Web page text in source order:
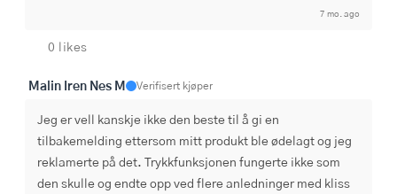
7 mo. ago
0 likes
Malin Iren Nes M Verifisert kjøper
Jeg er vell kanskje ikke den beste til å gi en
tilbakemelding ettersom mitt produkt ble ødelagt og jeg
reklamerte på det. Trykkfunksjonen fungerte ikke som
den skulle og endte opp ved flere anledninger med kliss